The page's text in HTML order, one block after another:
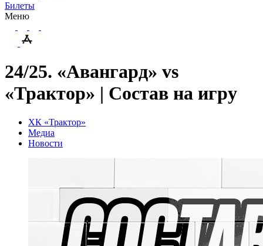
Билеты
Меню
24/25. «Авангард» vs
«Трактор» | Состав на игру
ХК «Трактор»
Медиа
Новости